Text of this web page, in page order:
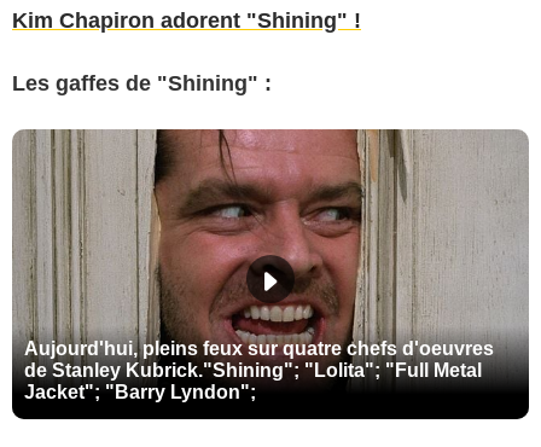
Kim Chapiron adorent "Shining" !
Les gaffes de "Shining" :
Aujourd'hui, pleins feux sur quatre chefs d'oeuvres
de Stanley Kubrick."Shining"; "Lolita"; "Full Metal
Jacket"; "Barry Lyndon";